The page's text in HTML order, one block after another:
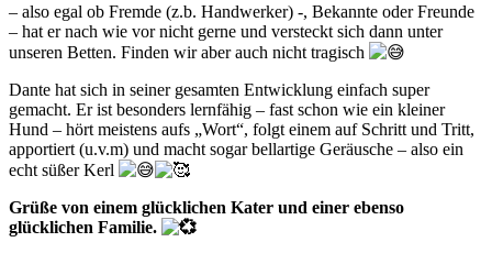
– also egal ob Fremde (z.b. Handwerker) -, Bekannte oder Freunde
– hat er nach wie vor nicht gerne und versteckt sich dann unter
unseren Betten. Finden wir aber auch nicht tragisch
Dante hat sich in seiner gesamten Entwicklung einfach super
gemacht. Er ist besonders lernfähig – fast schon wie ein kleiner
Hund – hört meistens aufs „Wort“, folgt einem auf Schritt und Tritt,
apportiert (u.v.m) und macht sogar bellartige Geräusche – also ein
echt süßer Kerl
Grüße von einem glücklichen Kater und einer ebenso
glücklichen Familie.